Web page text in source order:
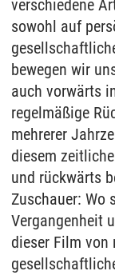
verschiedene
sowohl auf
bewegen wir
auch vorwärts
regelmäßige
mehrerer
diesem
und rückwärts
Zuschauer: Wo
Vergangenheit
dieser Film von